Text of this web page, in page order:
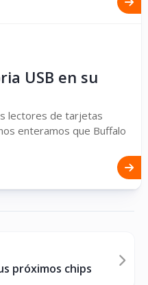
USB en su
lectores de tarjetas
enteramos que Buffalo
próximos chips